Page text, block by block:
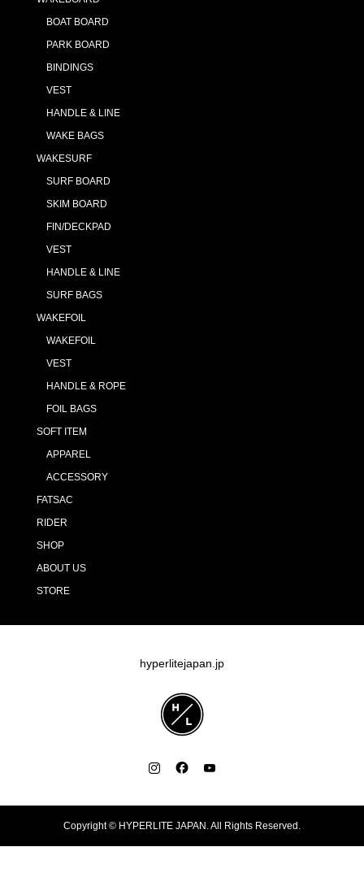
BOAT BOARD
PARK BOARD
BINDINGS
VEST
HANDLE & LINE
WAKE BAGS
WAKESURF
SURF BOARD
SKIM BOARD
FIN/DECKPAD
VEST
HANDLE & LINE
SURF BAGS
WAKEFOIL
WAKEFOIL
VEST
HANDLE & ROPE
FOIL BAGS
SOFT ITEM
APPAREL
ACCESSORY
FATSAC
RIDER
SHOP
ABOUT US
STORE
hyperlitejapan.jp
Copyright © HYPERLITE JAPAN. All Rights Reserved.